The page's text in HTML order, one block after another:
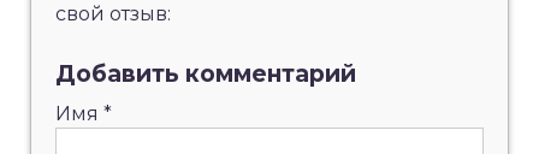
свой отзыв:
Добавить комментарий
Имя *